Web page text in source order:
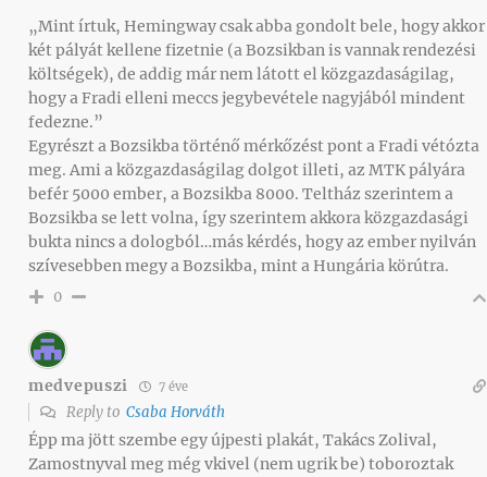
„Mint írtuk, Hemingway csak abba gondolt bele, hogy akkor
két pályát kellene fizetnie (a Bozsikban is vannak rendezési
költségek), de addig már nem látott el közgazdaságilag,
hogy a Fradi elleni meccs jegybevétele nagyjából mindent
fedezne.”
Egyrészt a Bozsikba történő mérkőzést pont a Fradi vétózta
meg. Ami a közgazdaságilag dolgot illeti, az MTK pályára
befér 5000 ember, a Bozsikba 8000. Teltház szerintem a
Bozsikba se lett volna, így szerintem akkora közgazdasági
bukta nincs a dologból…más kérdés, hogy az ember nyilván
szívesebben megy a Bozsikba, mint a Hungária körútra.
0
medvepuszi 7 éve
Reply to Csaba Horváth
Épp ma jött szembe egy újpesti plakát, Takács Zolival,
Zamostnyval meg még vkivel (nem ugrik be) toboroztak